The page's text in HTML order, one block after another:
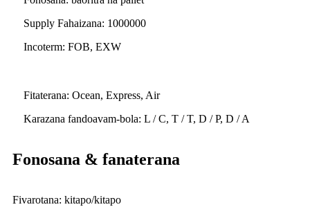
Supply Fahaizana: 1000000
Incoterm: FOB, EXW
Fitaterana: Ocean, Express, Air
Karazana fandoavam-bola: L / C, T / T, D / P, D / A
Fonosana & fanaterana
Fivarotana: kitapo/kitapo